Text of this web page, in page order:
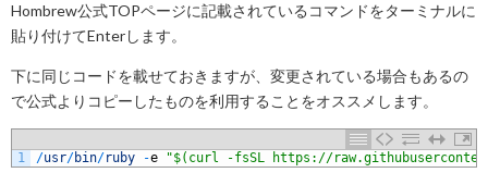
Hombrew公式TOPページに記載されているコマンドをターミナルに
貼り付けてEnterします。
下に同じコードを載せておきますが、変更されている場合もあるの
で公式よりコピーしたものを利用することをオススメします。
1 /usr/bin/ruby -e "$(curl -fsSL https://